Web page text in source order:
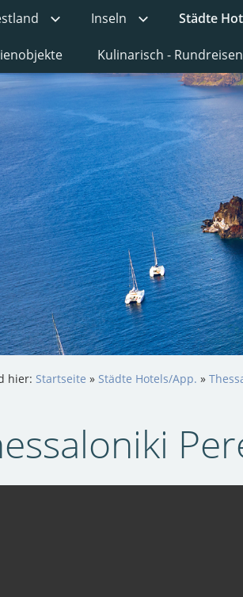
Inseln Städte
Kulinarisch -
hier: Startseite » Städte Hotels/App. »